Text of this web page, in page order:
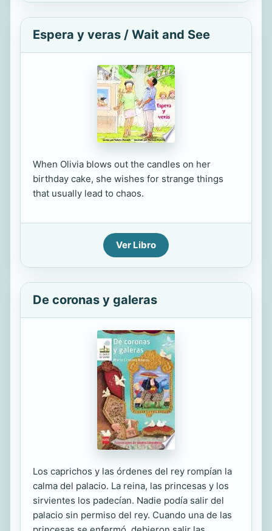
Espera y veras / Wait and See
When Olivia blows out the candles on her
birthday cake, she wishes for strange things
that usually lead to chaos.
Ver Libro
De coronas y galeras
Los caprichos y las órdenes del rey rompían la
calma del palacio. La reina, las princesas y los
sirvientes los padecían. Nadie podía salir del
palacio sin permiso del rey. Cuando una de las